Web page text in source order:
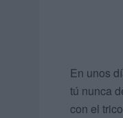
En unos
tú nunca
con el